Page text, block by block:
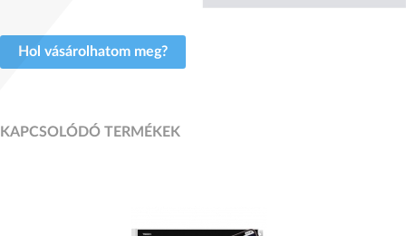
Hol vásárolhatom meg?
KAPCSOLÓDÓ TERMÉKEK